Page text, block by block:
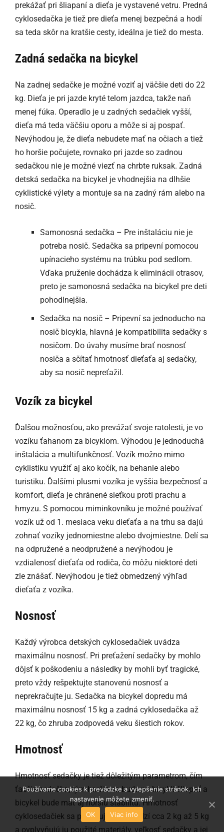
prekážať pri šliapaní a dieťa je vystavené vetru. Predná
cyklosedačka je tiež pre dieťa menej bezpečná a hodí
sa teda skôr na kratšie cesty, ideálna je tiež do mesta.
Zadná sedačka na bicykel
Na zadnej sedačke je možné voziť aj väčšie deti do 22
kg. Dieťa je pri jazde kryté telom jazdca, takže naň
menej fúka. Operadlo je u zadných sedačiek vyšší,
dieťa má teda väčšiu oporu a môže si aj pospať.
Nevýhodou je, že dieťa nebudete mať na očiach a tiež
ho horšie počujete, rovnako pri jazde so zadnou
sedačkou nie je možné viezť na chrbte ruksak. Zadná
detská sedačka na bicykel je vhodnejšia na dlhšie
cyklistické výlety a montuje sa na zadný rám alebo na
nosič.
Samonosná sedačka – Pre inštaláciu nie je
potreba nosič. Sedačka sa pripevní pomocou
upínacieho systému na trúbku pod sedlom.
Vďaka pruženie dochádza k eliminácii otrasov,
preto je samonosná sedačka na bicykel pre deti
pohodlnejšia.
Sedačka na nosič – Pripevní sa jednoducho na
nosič bicykla, hlavná je kompatibilita sedačky s
nosičom. Do úvahy musíme brať nosnosť
nosiča a sčítať hmotnosť dieťaťa aj sedačky,
aby sa nosič nepreťažil.
Vozík za bicykel
Ďalšou možnosťou, ako prevážať svoje ratolesti, je vo
vozíku ťahanom za bicyklom. Výhodou je jednoduchá
inštalácia a multifunkčnosť. Vozík možno mimo
cyklistiku využiť aj ako kočík, na behanie alebo
turistiku. Ďalšími plusmi vozíka je vyššia bezpečnosť a
komfort, dieťa je chránené sieťkou proti prachu a
hmyzu. S pomocou miminkovníku je možné používať
vozík už od 1. mesiaca veku dieťaťa a na trhu sa dajú
zohnať vozíky jednomiestne alebo dvojmiestne. Delí sa
na odpružené a neodpružené a nevýhodou je
vzdialenosť dieťaťa od rodiča, čo môžu niektoré deti
zle znášať. Nevýhodou je tiež obmedzený výhľad
dieťaťa z vozíka.
Nosnosť
Každý výrobca detských cyklosedačiek uvádza
maximálnu nosnosť. Pri preťažení sedačky by mohlo
dôjsť k poškodeniu a následky by mohli byť tragické,
preto vždy rešpektujte stanovenú nosnosť a
neprekračujte ju. Sedačka na bicykel dopredu má
maximálnu nosnosť 15 kg a zadná cyklosedačka až
22 kg, čo zhruba zodpovedá veku šiestich rokov.
Hmotnosť
Hmotnosť sedačky je tiež dôležitým parametrom, čím
ťažšia sedačka, tým horšie sa bude na bicykli šliapať a
bicykel bude mať aj horšiu stabilitu. Hmotnosť
cyklosedačiek sa pohybuje v rozmedzí cca 2 kg až 5 kg
a ovplyvňujú ju použité materiály, veľkosť sedačky a jej
Používame cookies k prevádzke a vylepšenie stránok. Ich
nastavenie môžete zmeniť.
OK
Viac info